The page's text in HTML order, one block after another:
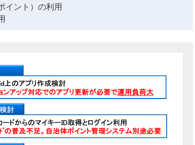
イント）の利用